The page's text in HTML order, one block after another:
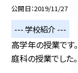
公開日 2019/11/27
--- 学校紹介 ---
高学年の授業です
庭科の授業でした